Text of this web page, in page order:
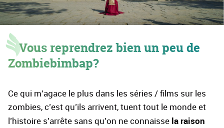
Vous reprendrez bien un peu de
Zombiebimbap?
Ce qui m’agace le plus dans les séries / films sur les
zombies, c’est qu’ils arrivent, tuent tout le monde et
l’histoire s’arrête sans qu’on ne connaisse la raison